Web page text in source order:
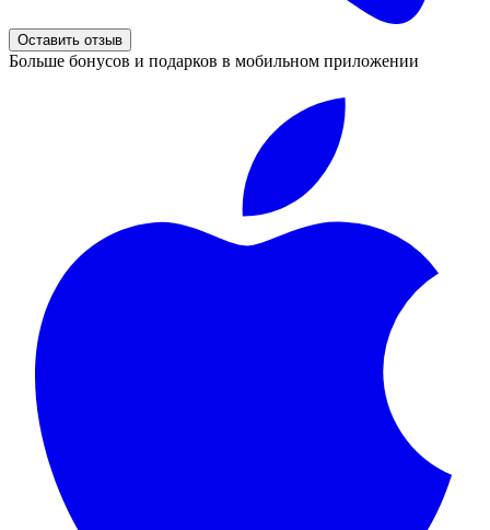
Оставить отзыв
Больше бонусов и подарков в мобильном приложении